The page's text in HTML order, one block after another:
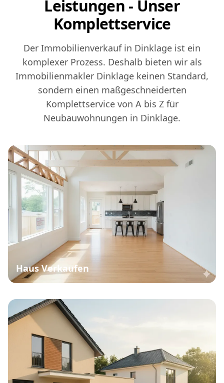
Leistungen - Unser
Komplettservice
Der Immobilienverkauf in Dinklage ist ein
komplexer Prozess. Deshalb bieten wir als
Immobilienmakler Dinklage keinen Standard,
sondern einen maßgeschneiderten
Komplettservice von A bis Z für
Neubauwohnungen in Dinklage.
Haus Verkaufen